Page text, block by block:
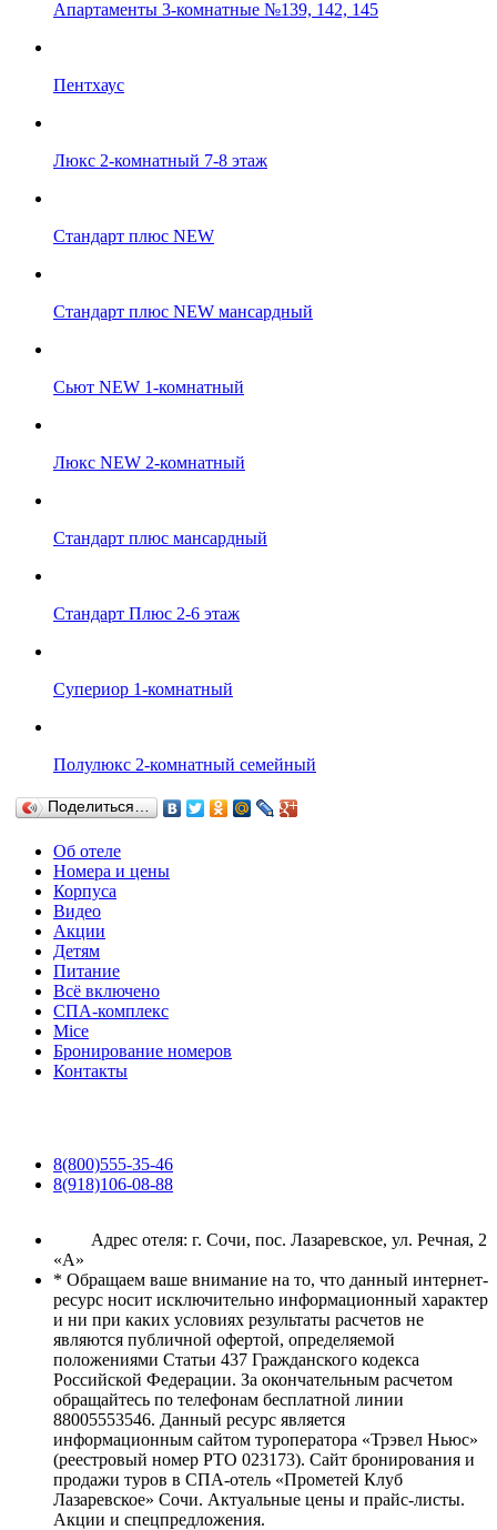
Апартаменты 3-комнатные №139, 142, 145
Пентхаус
Люкс 2-комнатный 7-8 этаж
Стандарт плюс NEW
Стандарт плюс NEW мансардный
Сьют NEW 1-комнатный
Люкс NEW 2-комнатный
Стандарт плюс мансардный
Стандарт Плюс 2-6 этаж
Супериор 1-комнатный
Полулюкс 2-комнатный семейный
Поделиться…
Об отеле
Номера и цены
Корпуса
Видео
Акции
Детям
Питание
Всё включено
СПА-комплекс
Mice
Бронирование номеров
Контакты
8(800)555-35-46
8(918)106-08-88
Адрес отеля: г. Сочи, пос. Лазаревское, ул. Речная, 2
«А»
* Обращаем ваше внимание на то, что данный интернет-
ресурс носит исключительно информационный характер
и ни при каких условиях результаты расчетов не
являются публичной офертой, определяемой
положениями Статьи 437 Гражданского кодекса
Российской Федерации. За окончательным расчетом
обращайтесь по телефонам бесплатной линии
88005553546. Данный ресурс является
информационным сайтом туроператора «Трэвел Ньюс»
(реестровый номер РТО 023173). Сайт бронирования и
продажи туров в СПА-отель «Прометей Клуб
Лазаревское» Сочи. Актуальные цены и прайс-листы.
Акции и спецпредложения.